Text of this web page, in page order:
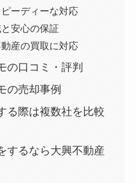
ーディーな対応
安心の保証
産の買取に対応
の口コミ・評判
の売却事例
る際は複数社を比較
するなら大興不動産